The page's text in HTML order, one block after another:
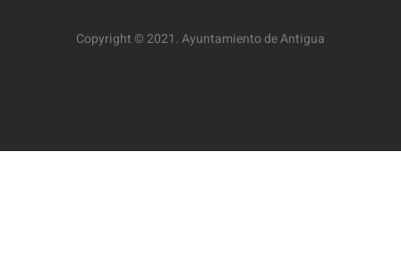
Copyright © 2021. Ayuntamiento de Antigua